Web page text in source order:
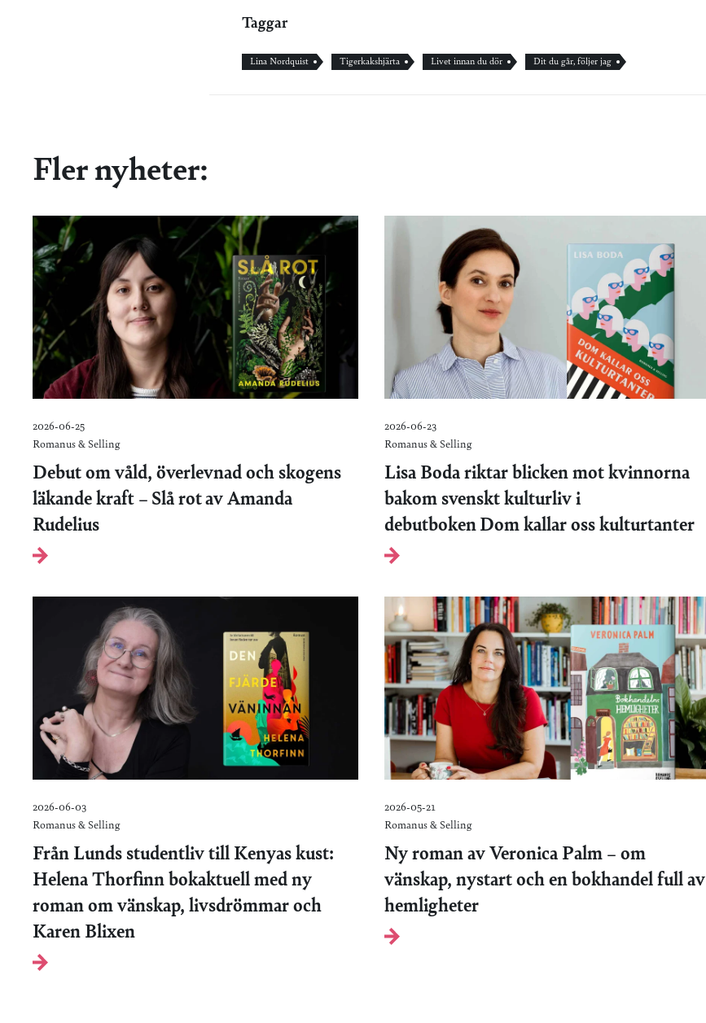
Taggar
Lina Nordquist Tigerkakshjärta Livet innan du dör Dit du går, följer jag
Fler nyheter:
2026-06-25
Romanus & Selling
Debut om våld, överlevnad och skogens
läkande kraft – Slå rot av Amanda
Rudelius
2026-06-23
Romanus & Selling
Lisa Boda riktar blicken mot kvinnorna
bakom svenskt kulturliv i
debutboken Dom kallar oss kulturtanter
2026-06-03
Romanus & Selling
Från Lunds studentliv till Kenyas kust:
Helena Thorfinn bokaktuell med ny
roman om vänskap, livsdrömmar och
Karen Blixen
2026-05-21
Romanus & Selling
Ny roman av Veronica Palm – om
vänskap, nystart och en bokhandel full av
hemligheter